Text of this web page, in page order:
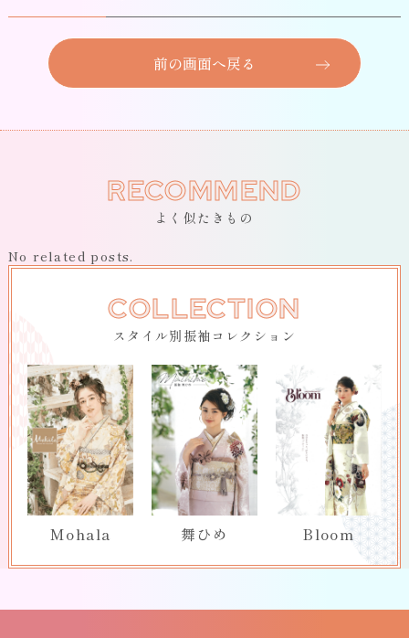
前の画面へ戻る
RECOMMEND
よく似たきもの
No related posts.
COLLECTION
スタイル別振袖コレクション
Mohala 舞ひめ Bloom